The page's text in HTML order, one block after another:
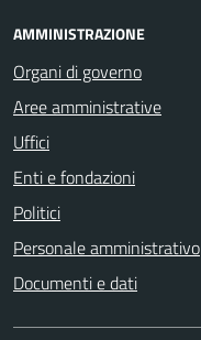
AMMINISTRAZIONE
Organi di governo
Aree amministrative
Uffici
Enti e fondazioni
Politici
Personale amministrativo
Documenti e dati